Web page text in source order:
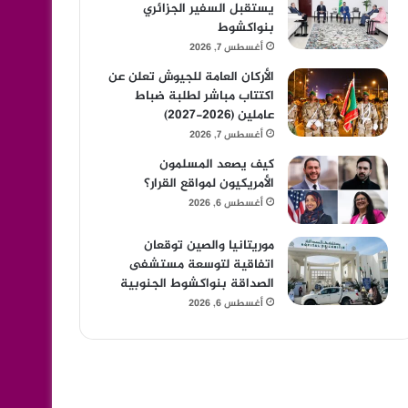
يستقبل السفير الجزائري
بنواكشوط
أغسطس 7, 2026
الأركان العامة للجيوش تعلن عن
اكتتاب مباشر لطلبة ضباط
عاملين (2026-2027)
أغسطس 7, 2026
كيف يصعد المسلمون
الأمريكيون لمواقع القرار؟
أغسطس 6, 2026
موريتانيا والصين توقعان
اتفاقية لتوسعة مستشفى
الصداقة بنواكشوط الجنوبية
أغسطس 6, 2026